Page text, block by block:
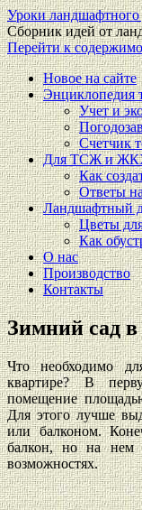
Уроки ландшафтного
Сборник идей от
Перейти к
Новое на сайте
Энциклопедия
Учет и
Счетчик
Для ТСЖ и
Как
Ответы
Ландшафтный
Цветы
Как
О нас
Производство
Контакты
Зимний сад в
Что необходимо
квартире? В
помещение
Для этого лучше
или балконом.
балкон, но на нем
возможностях.